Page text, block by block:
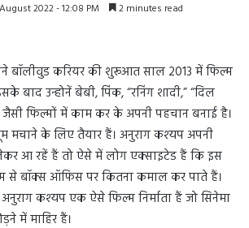
2022 - 12:08 PM 2 minutes read
बॉलीवुड करियर की शुरूआत साल 2013 में फिल्म
बाद उन्होनें बेबी, पिंक, “रनिंग शादी,” “दिल
फिल्मों में काम कर के अपनी पहचान बनाई है।
मचाने के लिए तैयार हैं। अनुराग कश्यप अपनी
आ रहें हैं तो ऐसे में लोग एक्साइटेड हैं कि इस
से बॉक्स ऑफिस पर कितना कमाल कर पाते हैं।
कश्यप एक ऐसे फिल्म निर्माता हैं जो सिनेमा
में माहिर हैं।